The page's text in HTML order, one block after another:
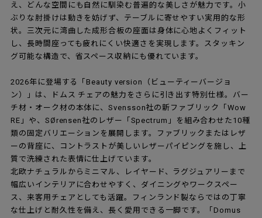
え、どんな空間にも自然に馴染む普遍的な美しさが魅力です。小
ぶりな肘掛けは動きを妨げず、テーブルに寄せやすい実用的な形
状。三次元に湾曲した成形合板の座面は身体に心地よくフィット
し、長時間座っても疲れにくい快適さを実現します。スタッキン
グ可能な構造で、省スペース収納にも優れています。
2026年に登場する「Beauty version（ビューティーバージョ
ン）」は、ドムス チェアの魅力をさらに引き出す特別仕様。バー
チ材・オーク材の本体に、Svensson社の新ファブリック「Wow
RE」や、SØrensen社のレザー「Spectrum」を組み合わせた10種
類の固定バリエーションを展開します。ファブリックまたはレザ
ーの背座に、コントラストが美しいレザーパイピングを施し、上
質で洗練された表情に仕上げています。
北欧ナチュラルからミニマル、レイヤード、ラグジュアリーまで
幅広いインテリアに合わせやすく、ダイニングやワークスペー
ス、来客用チェアとしても活躍。フィンランド製ならではの丁寧
な仕上げと耐久性を備え、長く愛用できる一脚です。「Domus